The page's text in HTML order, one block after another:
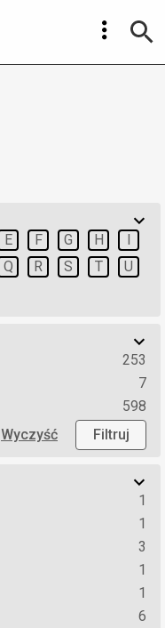
E F G H
I
Q R S T
U
253
7
598
Wyczyść
Filtruj
1
1
3
1
1
6